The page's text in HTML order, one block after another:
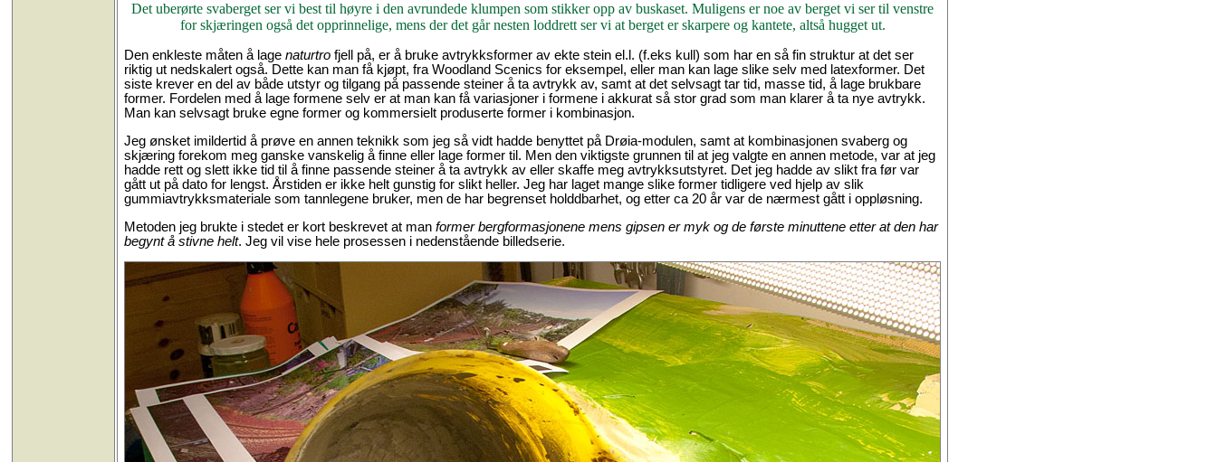
Det uberørte svaberget ser vi best til høyre i den avrundede klumpen som stikker opp av buskaset. Muligens er noe av berget vi ser til venstre
for skjæringen også det opprinnelige, mens der det går nesten loddrett ser vi at berget er skarpere og kantete, altså hugget ut.
Den enkleste måten å lage naturtrofjell på, er å bruke avtrykksformer av ekte stein el.l. (f.eks kull) som har en så fin struktur at det ser
riktig ut nedskalert også. Dette kan man få kjøpt, fra Woodland Scenics for eksempel, eller man kan lage slike selv med latexformer. Det
siste krever en del av både utstyr og tilgang på passende steiner å ta avtrykk av, samt at det selvsagt tar tid, masse tid, å lage brukbare
former. Fordelen med å lage formene selv er at man kan få variasjoner i formene i akkurat så stor grad som man klarer å ta nye avtrykk.
Man kan selvsagt bruke egne former og kommersielt produserte former i kombinasjon.
Jeg ønsket imildertid å prøve en annen teknikk som jeg så vidt hadde benyttet på Drøia-modulen, samt at kombinasjonen svaberg og
skjæring forekom meg ganske vanskelig å finne eller lage former til. Men den viktigste grunnen til at jeg valgte en annen metode, var at jeg
hadde rett og slett ikke tid til å finne passende steiner å ta avtrykk av eller skaffe meg avtrykksutstyret. Det jeg hadde av slikt fra før var
gått ut på dato for lengst. Årstiden er ikke helt gunstig for slikt heller. Jeg har laget mange slike former tidligere ved hjelp av slik
gummiavtrykksmateriale som tannlegene bruker, men de har begrenset holddbarhet, og etter ca 20 år var de nærmest gått i oppløsning.
Metoden jeg brukte i stedet er kort beskrevet at man former bergformasjonene mens gipsen er myk og de første minuttene etter at den har
begynt å stivne helt. Jeg vil vise hele prosessen i nedenstående billedserie.